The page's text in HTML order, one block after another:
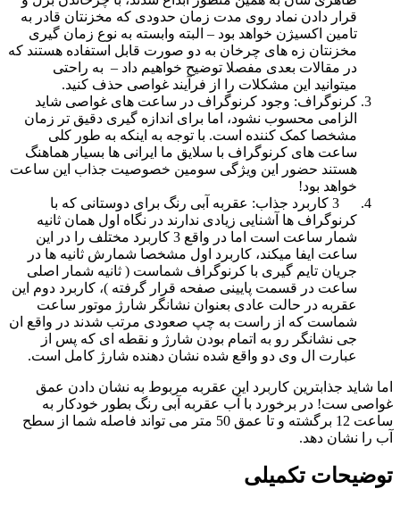
قرار دادن نماد روی مدت زمان حدودی که مخزنتان قادر به
تامین اکسیژن خواهد بود – البته وابسته به نوع زمان گیری
مخزنتان زه های چرخان به دو صورت قابل استفاده هستند که
در مقالات بعدی مفصلا توضیح خواهیم داد – به راحتی
میتوانید این مشکلات را از فرآیند غواصی حذف کنید.
کرنوگراف: وجود کرنوگراف در ساعت های غواصی شاید
الزامی محسوب نشود، اما برای اندازه گیری دقیق تر زمان
مشخصا کمک کننده است. با توجه به اینکه به طور کلی
ساعت های کرنوگراف با سلایق ما ایرانی ها بسیار هماهنگ
هستند حضور این ویژگی سومین خصوصیت جذاب این ساعت
خواهد بود!
3 کاربرد جذاب: عقربه آبی رنگ برای دوستانی که با
کرنوگراف ها آشنایی زیادی ندارند در نگاه اول همان ثانیه
شمار ساعت است اما در واقع 3 کاربرد مختلف را در این
ساعت ایفا میکند، کاربرد اول مشخصا شمارش ثانیه ها در
جریان تایم گیری با کرنوگراف شماست ( ثانیه شمار اصلی
ساعت در قسمت پایینی صفحه قرار گرفته )، کاربرد دوم این
عقربه در حالت عادی بعنوان نشانگر شارژ موتور ساعت
شماست که از راست به چپ صعودی مرتب شدند در واقع ان
جی نشانگر رو به اتمام بودن شارژ و نقطه ای که پس از
عبارت ال وی دو واقع شده نشان دهنده شارژ کامل است.
اما شاید جذابترین کاربرد این عقربه مربوط به نشان دادن عمق
غواصی ست! در برخورد با آب عقربه آبی رنگ بطور خودکار به
ساعت 12 برگشته و تا عمق 50 متر می تواند فاصله شما از سطح
آب را نشان دهد.
توضیحات تکمیلی